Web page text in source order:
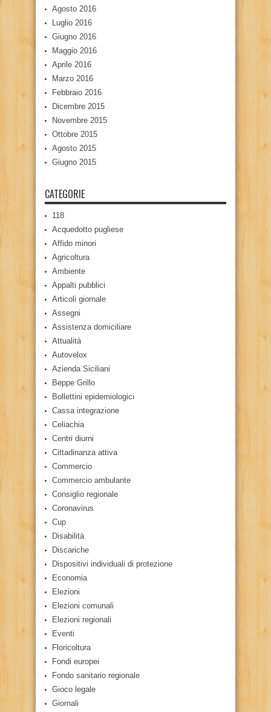
Agosto 2016
Luglio 2016
Giugno 2016
Maggio 2016
Aprile 2016
Marzo 2016
Febbraio 2016
Dicembre 2015
Novembre 2015
Ottobre 2015
Agosto 2015
Giugno 2015
CATEGORIE
118
Acquedotto pugliese
Affido minori
Agricoltura
Ambiente
Appalti pubblici
Articoli giornale
Assegni
Assistenza domiciliare
Attualità
Autovelox
Azienda Siciliani
Beppe Grillo
Bollettini epidemiologici
Cassa integrazione
Celiachia
Centri diurni
Cittadinanza attiva
Commercio
Commercio ambulante
Consiglio regionale
Coronavirus
Cup
Disabilità
Discariche
Dispositivi individuali di protezione
Economia
Elezioni
Elezioni comunali
Elezioni regionali
Eventi
Floricoltura
Fondi europei
Fondo sanitario regionale
Gioco legale
Giornali